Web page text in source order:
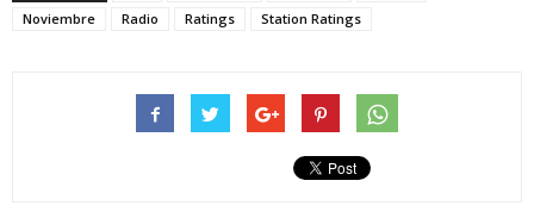
Noviembre
Radio Ratings Station Ratings